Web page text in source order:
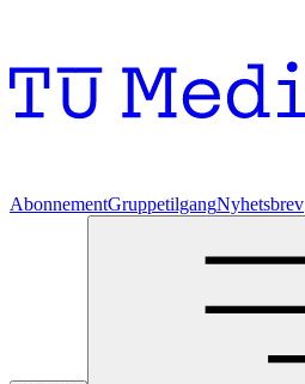
AbonnementGruppetilgangNyhetsbrev